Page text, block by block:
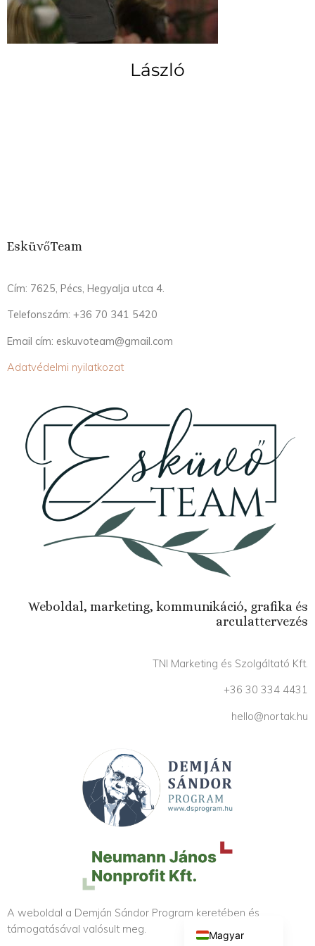
László
EsküvőTeam
Cím: 7625, Pécs, Hegyalja utca 4.
Telefonszám: +36 70 341 5420
Email cím: eskuvoteam@gmail.com
Adatvédelmi nyilatkozat
Weboldal, marketing, kommunikáció, grafika és
arculattervezés
TNI Marketing és Szolgáltató Kft.
+36 30 334 4431
hello@nortak.hu
A weboldal a Demján Sándor Program keretében és
támogatásával valósult meg.
Magyar
English (UK)